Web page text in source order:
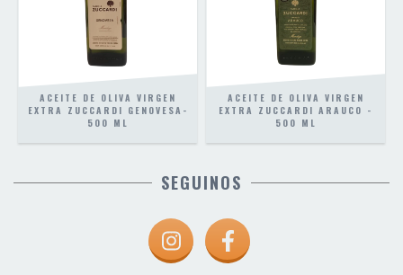
ACEITE DE OLIVA VIRGEN
EXTRA ZUCCARDI GENOVESA-
500 ML
ACEITE DE OLIVA VIRGEN
EXTRA ZUCCARDI ARAUCO -
500 ML
SEGUINOS